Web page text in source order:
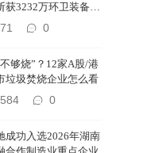
获3232万环卫装备订
0
够烧”？12家A股/港
垃圾焚烧企业怎么看
0
成功入选2026年湖南